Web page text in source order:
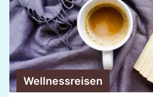
Wellnessreisen